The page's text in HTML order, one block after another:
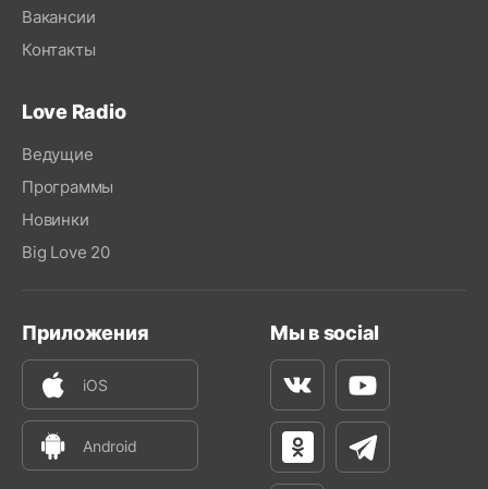
Вакансии
Контакты
Love Radio
Ведущие
Программы
Новинки
Big Love 20
Приложения
iOS
Android
Мы в social
ВконтактеYoutube
Одноклассники
Телеграм